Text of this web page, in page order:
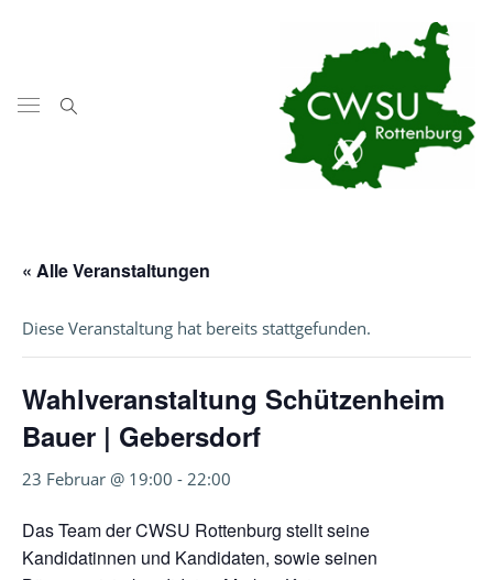
« Alle Veranstaltungen
Diese Veranstaltung hat bereits stattgefunden.
Wahlveranstaltung Schützenheim
Bauer | Gebersdorf
23 Februar @ 19:00 - 22:00
Das Team der CWSU Rottenburg stellt seine
Kandidatinnen und Kandidaten, sowie seinen